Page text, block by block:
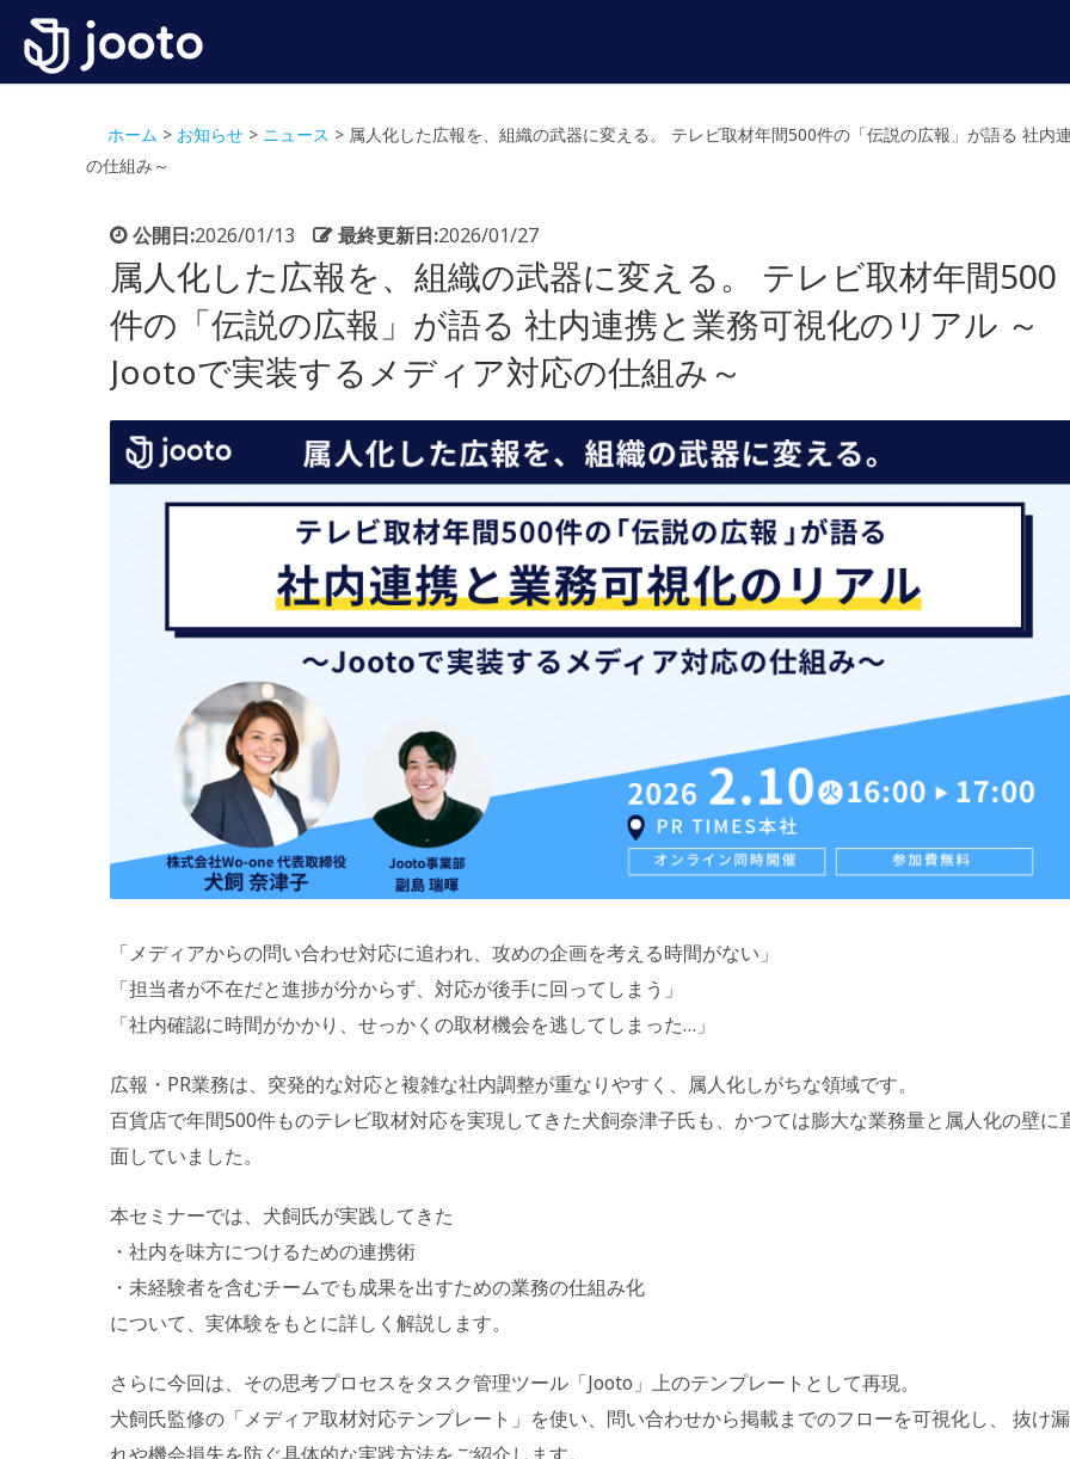
ホーム > お知らせ > ニュース > 属人化した広報を、組織の武器に変える。 テレビ取材年間500件の「伝説の広報」が語る 社
の仕組み～
公開日:2026/01/13 最終更新日:2026/01/27
属人化した広報を、組織の武器に変える。 テレビ取材年間500
件の「伝説の広報」が語る 社内連携と業務可視化のリアル ～
Jootoで実装するメディア対応の仕組み～
「メディアからの問い合わせ対応に追われ、攻めの企画を考える時間がない」
「担当者が不在だと進捗が分からず、対応が後手に回ってしまう」
「社内確認に時間がかかり、せっかくの取材機会を逃してしまった…」
広報・PR業務は、突発的な対応と複雑な社内調整が重なりやすく、属人化しがちな領域です。
百貨店で年間500件ものテレビ取材対応を実現してきた犬飼奈津子氏も、かつては膨大な業務量と属人化の壁に
面していました。
本セミナーでは、犬飼氏が実践してきた
・社内を味方につけるための連携術
・未経験者を含むチームでも成果を出すための業務の仕組み化
について、実体験をもとに詳しく解説します。
さらに今回は、その思考プロセスをタスク管理ツール「Jooto」上のテンプレートとして再現。
犬飼氏監修の「メディア取材対応テンプレート」を使い、問い合わせから掲載までのフローを可視化し、 抜け漏
れや機会損失を防ぐ具体的な実践方法をご紹介します。